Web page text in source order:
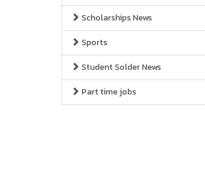
Scholarships News
Sports
Student Solder News
Part time jobs